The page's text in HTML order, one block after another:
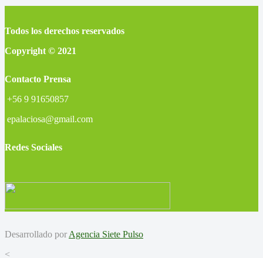
Todos los derechos reservados
Copyright © 2021
Contacto Prensa
+56 9 91650857
epalaciosa@gmail.com
Redes Sociales
Desarrollado por Agencia Siete Pulso
<